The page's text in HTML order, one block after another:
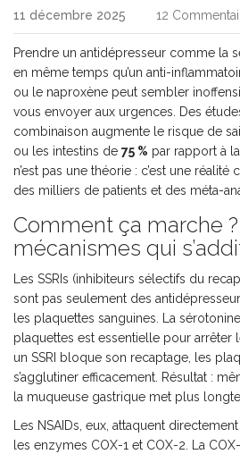
11 décembre 2025 12
Prendre un antidépresseur comme la
en même temps qu’un anti-
ou le naproxène peut sembler
vous envoyer aux urgences. Des
combinaison augmente le risque de
ou les intestins de 75 % par rapport à
n’est pas une théorie : c’est une
des milliers de patients et des méta-
Comment ça marche
mécanismes qui
Les SSRIs (inhibiteurs sélectifs du
sont pas seulement des
les plaquettes sanguines. La
plaquettes est essentielle pour arrêter
un SSRI bloque son recaptage, les
s’agglutiner efficacement. Résultat :
la muqueuse gastrique met plus
Les NSAIDs, eux, attaquent
les enzymes COX-1 et COX-2. La